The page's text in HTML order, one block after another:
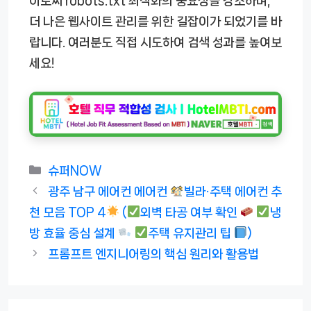
더 나은 웹사이트 관리를 위한 길잡이가 되었기를 바
랍니다. 여러분도 직접 시도하여 검색 성과를 높여보
세요!
카
테
리
슈퍼NOW
광주 남구 에어컨 에어컨
빌라·주택 에어컨 추
천 모음 TOP 4
( 외벽 타공 여부 확인
냉
방 효율 중심 설계
주택 유지관리 팁
)
프롬프트 엔지니어링의 핵심 원리와 활용법